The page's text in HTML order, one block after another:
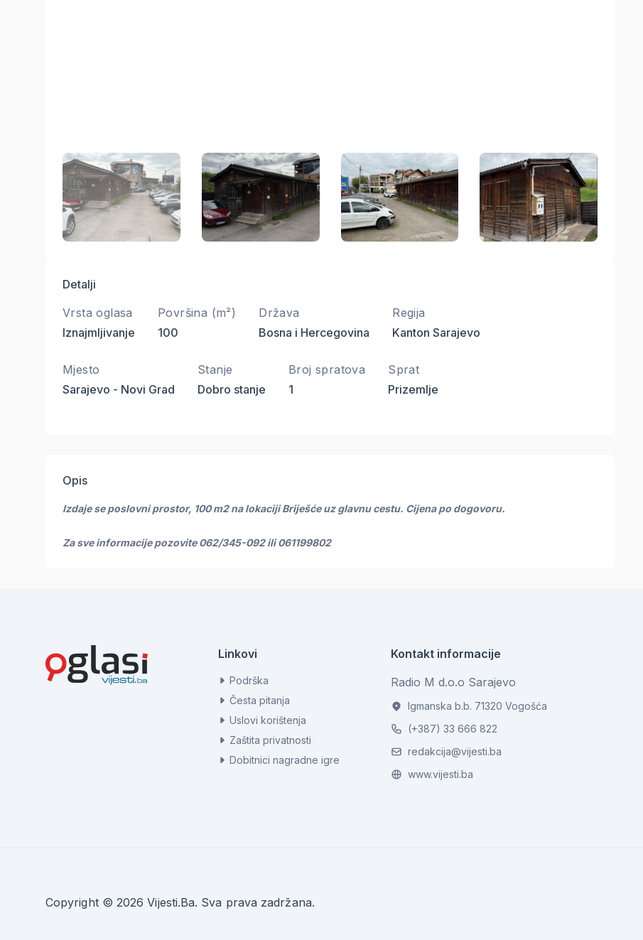
Detalji
Vrsta oglasa
Iznajmljivanje
Površina (m²)
100
Država
Bosna i Hercegovina
Regija
Kanton Sarajevo
Mjesto
Sarajevo - Novi Grad
Stanje
Dobro stanje
Broj spratova
1
Sprat
Prizemlje
Opis
Izdaje se poslovni prostor, 100 m2 na lokaciji Briješće uz glavnu cestu. Cijena po dogovoru.
Za sve informacije pozovite 062/345-092 ili 061199802
Linkovi
Podrška
Česta pitanja
Uslovi korištenja
Zaštita privatnosti
Dobitnici nagradne igre
Kontakt informacije
Radio M d.o.o Sarajevo
Igmanska b.b. 71320 Vogošća
(+387) 33 666 822
redakcija@vijesti.ba
www.vijesti.ba
Copyright © 2026 Vijesti.Ba. Sva prava zadržana.